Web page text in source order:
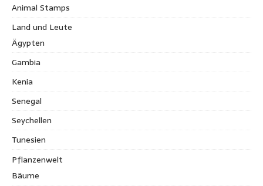
Animal Stamps
Land und Leute
Ägypten
Gambia
Kenia
Senegal
Seychellen
Tunesien
Pflanzenwelt
Bäume